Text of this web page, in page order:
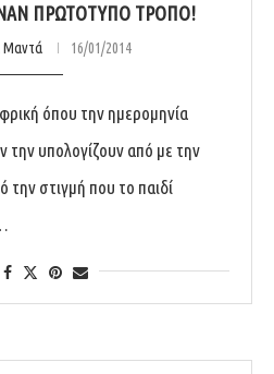
ΠΡΩΤΌΤΥΠΟ ΤΡΌΠΟ!
Μαντά 16/01/2014
όπου την ημερομηνία
την υπολογίζουν από με την
στιγμή που το παιδί